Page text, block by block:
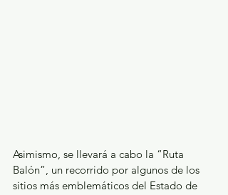
Asimismo, se llevará a cabo la “Ruta
Balón”, un recorrido por algunos de los
sitios más emblemáticos del Estado de